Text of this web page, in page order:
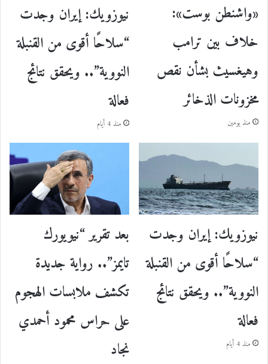
«واشنطن بوست»:
خلاف بين ترامب
وهيغسيث بشأن نقص
مخزونات الذخائر
منذ يومين
نيوزويك: إيران وجدت
“سلاحًا أقوى من القنبلة
النووية”.. ويحقق نتائج
فعالة
منذ 4 أيام
نيوزويك: إيران وجدت
“سلاحًا أقوى من القنبلة
النووية”.. ويحقق نتائج
فعالة
منذ 4 أيام
بعد تقرير “نيويورك
تايمز”.. رواية جديدة
تكشف ملابسات الهجوم
على حراس محمود أحمدي
نجاد